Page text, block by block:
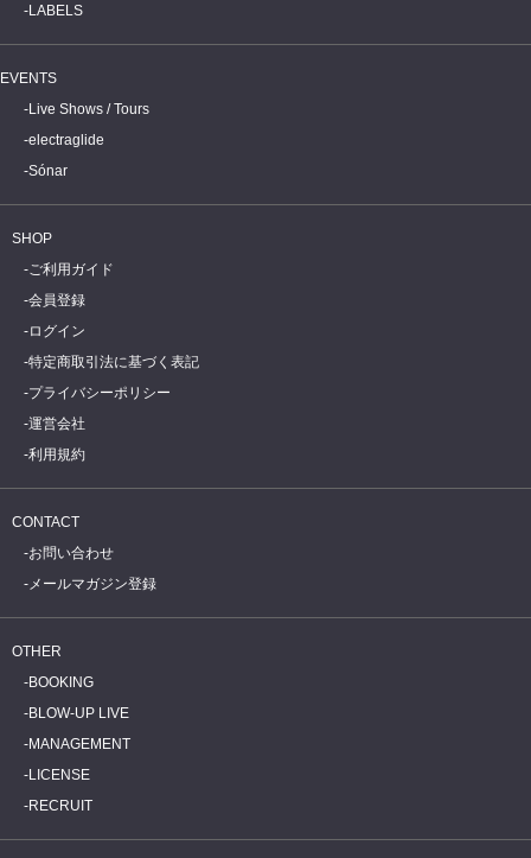
LABELS
EVENTS
Live Shows / Tours
electraglide
Sónar
SHOP
ご利用ガイド
会員登録
ログイン
特定商取引法に基づく表記
プライバシーポリシー
運営会社
利用規約
CONTACT
お問い合わせ
メールマガジン登録
OTHER
BOOKING
BLOW-UP LIVE
MANAGEMENT
LICENSE
RECRUIT